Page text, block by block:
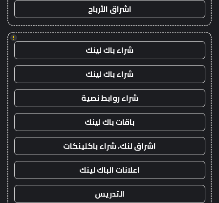
اشراق الأرباح
!
شراء باك لينك
شراء باك لينك
شراء روابط نصية
باقات باك لينك
اشراق لنك، شراء باكلينكات
اعلانات الباك لينك
التدريس